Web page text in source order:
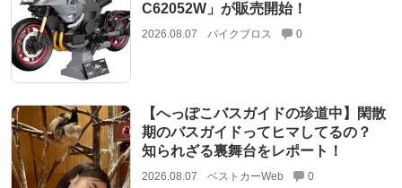
C62052W」が販売開始！
2026.08.07 バイクブロス 0
【へっぽこバスガイドの珍道中】閑散
期のバスガイドってヒマしてるの？
知られざる裏舞台をレポート！
2026.08.07 ベストカーWeb 0